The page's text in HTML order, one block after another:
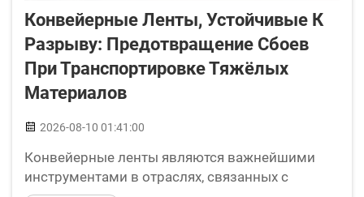
Конвейерные Ленты, Устойчивые К
Разрыву: Предотвращение Сбоев
При Транспортировке Тяжёлых
Материалов
2026-08-10 01:41:00
Конвейерные ленты являются важнейшими
инструментами в отраслях, связанных с